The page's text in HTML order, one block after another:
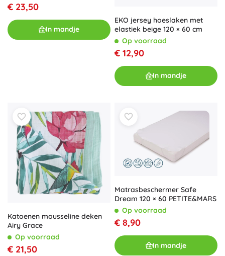
€ 23,50
In mandje
EKO jersey hoeslaken met
elastiek beige 120 × 60 cm
Op voorraad
€ 12,90
In mandje
Katoenen mousseline deken
Airy Grace
Op voorraad
€ 21,50
Matrasbeschermer Safe
Dream 120 × 60 PETITE&MARS
Op voorraad
€ 8,90
In mandje